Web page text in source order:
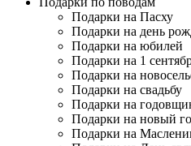
Подарки на Пасху
Подарки на день
Подарки на юбилей
Подарки на 1
Подарки на
Подарки на свадьбу
Подарки на
Подарки на новый
Подарки на